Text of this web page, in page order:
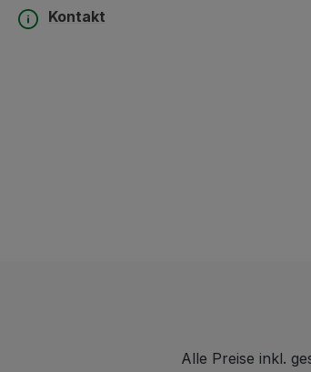
Kontakt
Alle Preise inkl.